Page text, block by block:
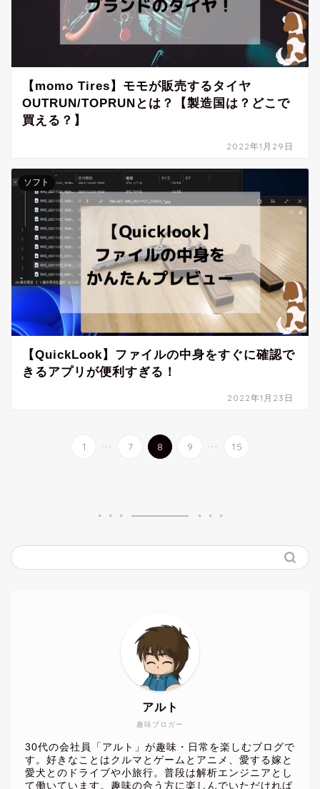
【momo Tires】モモが販売するタイヤ
OUTRUN/TOPRUNとは？【製造国は？どこで
買える？】
2022年1月29日
ソフト
【QuickLook】ファイルの中身をすぐに確認で
きるアプリが便利すぎる！
2022年1月23日
1 ... 7 8 9 ... 15
趣味ブロガー
アルト
30代の会社員「アルト」が趣味・日常を楽しむブログで
す。好きなことはクルマとゲームとアニメ、愛する嫁と
愛犬とのドライブや小旅行。普段は解析エンジニアとし
て働いています。趣味の合う方に楽しんでいただければ